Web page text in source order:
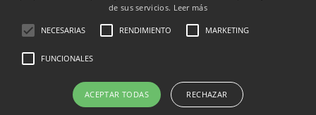
© 2018 - Desarrollado porCreactiva
de sus servicios. Leer más
NECESARIAS RENDIMIENTO MARKETING
FUNCIONALES
ACEPTAR TODAS RECHAZAR